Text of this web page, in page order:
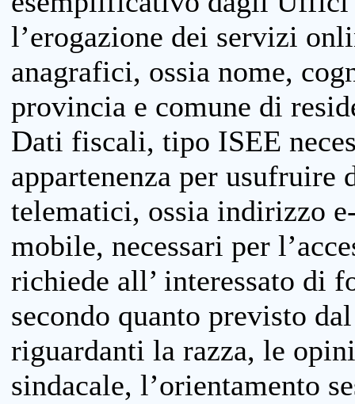
l’erogazione dei servizi
anagrafici, ossia nome,
provincia e comune di
Dati fiscali, tipo ISEE
appartenenza per
telematici, ossia indirizzo
mobile, necessari per
richiede all’ interessato di
secondo quanto previsto
riguardanti la razza, le
sindacale, l’orientamento